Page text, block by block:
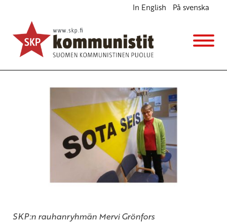
In English På svenska
Venäjän ja USA:n sotilasjohtajat Suomessa
Ajankohtaista
9.6.2018 - 8:05
SKP
SKP:n rauhanryhmän Mervi Grönfors